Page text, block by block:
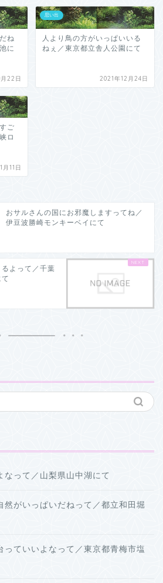
ね
に
22日
思い出
人より鳥の方がいっぱいいる
ねぇ／東京都立舎人公園にて
2021年12月24日
ご
ロ
月11日
おサルさんの国にお邪魔しますってね／
伊豆波勝崎モンキーベイにて
よって／千葉
なって／山梨県山中湖にて
然がいっぱいだねって／都立和田堀
っていいよなって／東京都青梅市塩